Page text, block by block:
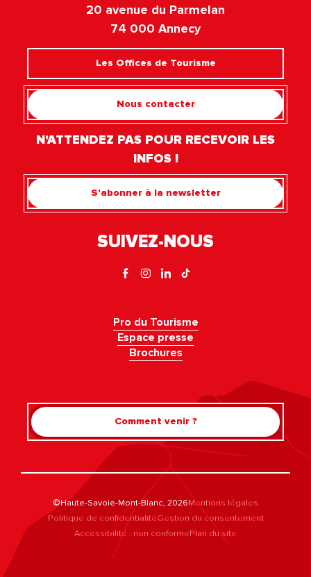
20 avenue du Parmelan
74 000 Annecy
Les Offices de Tourisme
Nous contacter
N'ATTENDEZ PAS POUR RECEVOIR LES
INFOS !
S'abonner à la newsletter
SUIVEZ-NOUS
Pro du Tourisme
Espace presse
Brochures
Comment venir ?
©Haute-Savoie-Mont-Blanc, 2026Mentions légales
Politique de confidentialitéGestion du consentement
Accessibilité : non conformePlan du site